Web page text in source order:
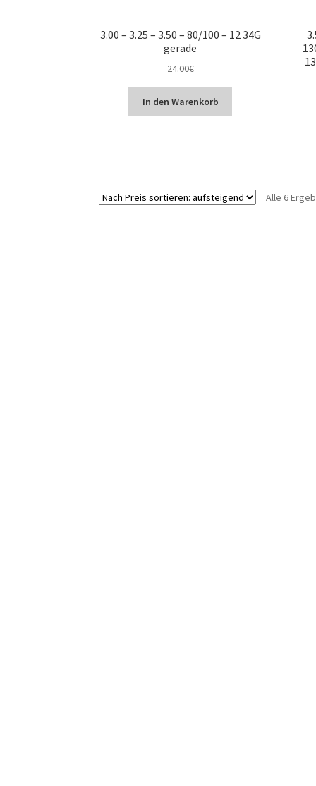
3.00 – 3.25 – 3.50 – 80/100 – 12 34G
gerade
24.00€
In den Warenkorb
Alle 6